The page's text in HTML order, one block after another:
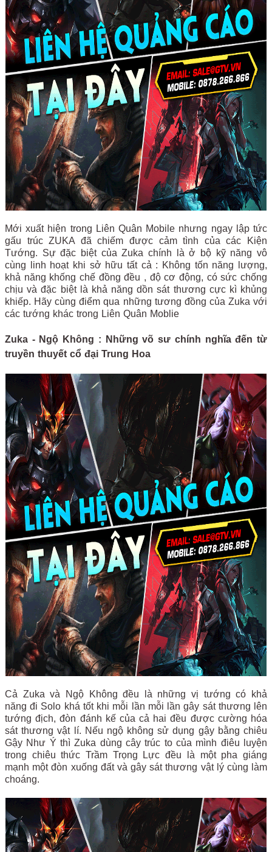
Mới xuất hiện trong Liên Quân Mobile nhưng ngay lập tức
gấu trúc ZUKA đã chiếm được cảm tình của các Kiện
Tướng. Sự đặc biệt của Zuka chính là ở bộ kỹ năng vô
cùng linh hoạt khi sở hữu tất cả : Không tốn năng lượng,
khả năng khống chế đồng đều , độ cơ động, có sức chống
chịu và đặc biệt là khả năng dồn sát thương cực kì khủng
khiếp. Hãy cùng điểm qua những tương đồng của Zuka với
các tướng khác trong Liên Quân Moblie
Zuka - Ngộ Không : Những võ sư chính nghĩa đến từ
truyền thuyết cổ đại Trung Hoa
Cả Zuka và Ngộ Không đều là những vị tướng có khả
năng đi Solo khá tốt khi mỗi lần mỗi lần gây sát thương lên
tướng địch, đòn đánh kế của cả hai đều được cường hóa
sát thương vật lí. Nếu ngộ không sử dụng gậy bằng chiêu
Gậy Như Ý thì Zuka dùng cây trúc to của mình điêu luyện
trong chiêu thức Trầm Trọng Lực đều là một pha giáng
mạnh một đòn xuống đất và gây sát thương vật lý cùng làm
choáng.